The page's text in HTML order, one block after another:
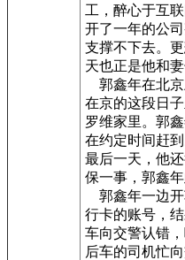
工，醉心于互
开了一年的公
支撑不下去。
天也正是他和
郭鑫年在北京
在京的这段日
罗维家里。郭
在约定时间赶
最后一天，他
保一事，郭鑫年
郭鑫年一边开
行卡的账号，
车向交警认错
后车的司机忙